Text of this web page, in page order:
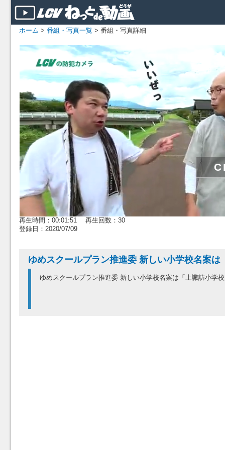
ホーム > 番組・写真一覧 > 番組・写真詳細
再生時間：00:01:51 再生回数：30
登録日：2020/07/09
ゆめスクールプラン推進委 新しい小学校名案は
ゆめスクールプラン推進委 新しい小学校名案は「上諏訪小学